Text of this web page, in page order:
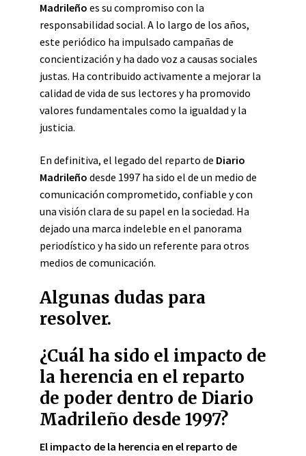
Madrileño es su compromiso con la
responsabilidad social. A lo largo de los años,
este periódico ha impulsado campañas de
concientización y ha dado voz a causas sociales
justas. Ha contribuido activamente a mejorar la
calidad de vida de sus lectores y ha promovido
valores fundamentales como la igualdad y la
justicia.
En definitiva, el legado del reparto de Diario
Madrileño desde 1997 ha sido el de un medio de
comunicación comprometido, confiable y con
una visión clara de su papel en la sociedad. Ha
dejado una marca indeleble en el panorama
periodístico y ha sido un referente para otros
medios de comunicación.
Algunas dudas para
resolver.
¿Cuál ha sido el impacto de
la herencia en el reparto
de poder dentro de Diario
Madrileño desde 1997?
El impacto de la herencia en el reparto de